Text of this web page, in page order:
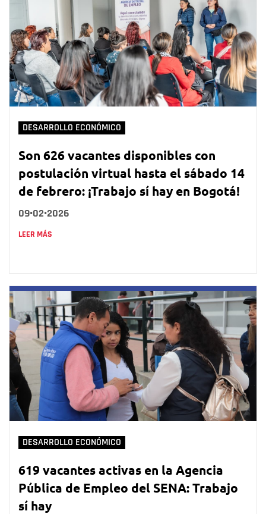
DESARROLLO ECONÓMICO
Son 626 vacantes disponibles con
postulación virtual hasta el sábado 14
de febrero: ¡Trabajo sí hay en Bogotá!
09•02•2026
LEER MÁS
DESARROLLO ECONÓMICO
619 vacantes activas en la Agencia
Pública de Empleo del SENA: Trabajo
sí hay